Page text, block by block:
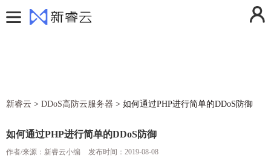
操作日志
解决方案
产品
云计算
定价
新睿云 > DDoS高防云服务器 > 如何通过PHP进行简单的DDoS防御
如何通过PHP进行简单的DDoS防御
作者/来源：新睿云小编 发布时间：2019-08-08